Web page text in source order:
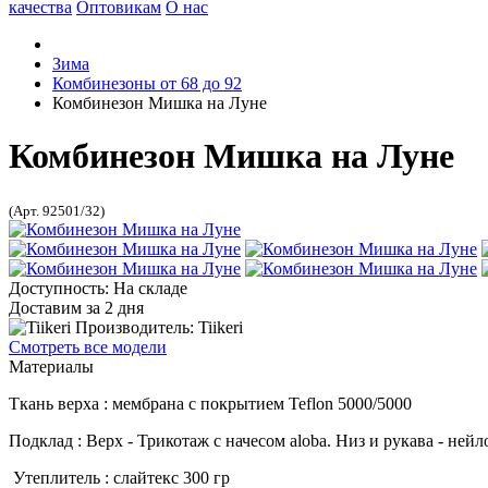
качества Оптовикам О нас
Зима
Комбинезоны от 68 до 92
Комбинезон Мишка на Луне
Комбинезон Мишка на Луне
(Арт. 92501/32)
Доступность: На складе
Доставим за 2 дня
Производитель: Tiikeri
Смотреть все модели
Материалы
Ткань верха : мембрана с покрытием Teflon 5000/5000
Подклад : Верх - Трикотаж с начесом aloba. Низ и рукава -
Утеплитель : слайтекс 300 гр